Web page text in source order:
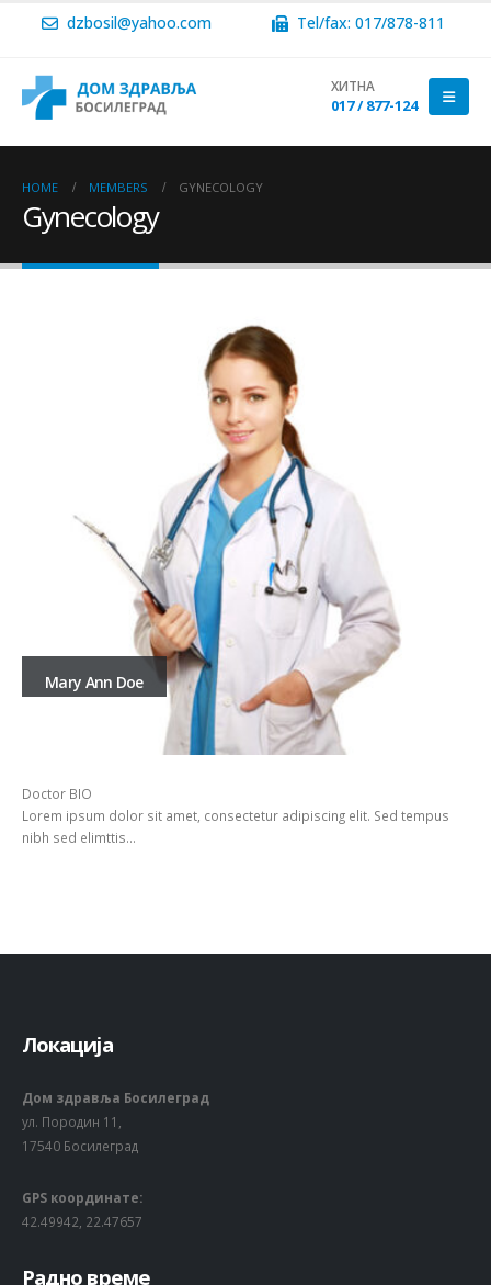
dzbosil@yahoo.com Tel/fax: 017/878-811
ХИТНА
017 / 877-124
HOME MEMBERS GYNECOLOGY
Gynecology
Mary Ann Doe
Doctor BIO
Lorem ipsum dolor sit amet, consectetur adipiscing elit. Sed tempus
nibh sed elimttis…
Локација
Дом здравља Босилеград
ул. Породин 11,
17540 Босилеград
GPS координате:
42.49942, 22.47657
Радно време